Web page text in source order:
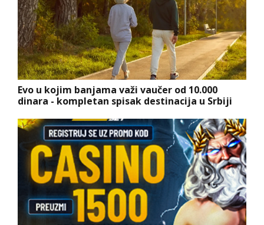
Evo u kojim banjama važi vaučer od 10.000
dinara - kompletan spisak destinacija u Srbiji